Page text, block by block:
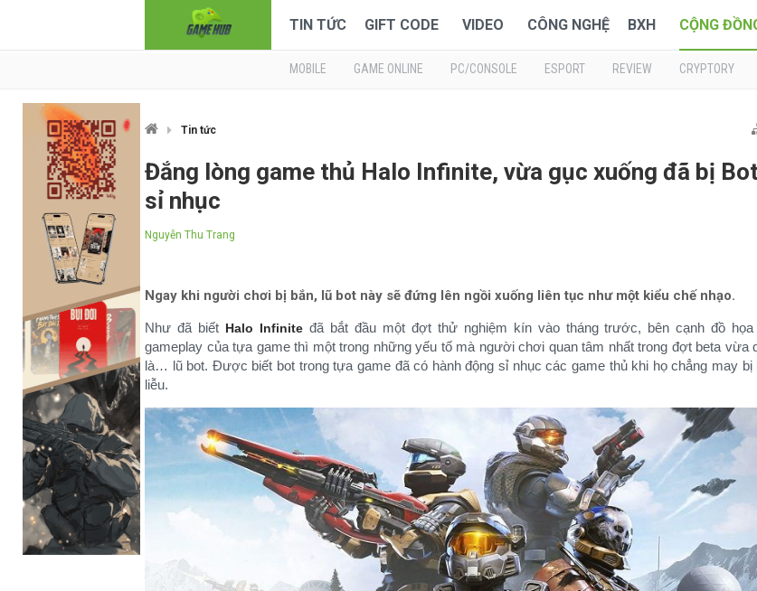
TIN TỨC GIFT CODE VIDEO CÔNG NGHỆ BXH CỘNG
MOBILE GAME ONLINE PC/CONSOLE ESPORT REVIEW CRYPTORY
Tin tức
Đắng lòng game thủ Halo Infinite, vừa gục xuống đã bị
sỉ nhục
Nguyễn Thu Trang
Ngay khi người chơi bị bắn, lũ bot này sẽ đứng lên ngồi xuống liên tục như một kiểu chế nhạo.
Như đã biết Halo Infiniteđã bắt đầu một đợt thử nghiệm kín vào tháng trước, bên cạnh đồ họa
gameplay của tựa game thì một trong những yếu tố mà người chơi quan tâm nhất trong đợt beta vừa
là… lũ bot. Được biết bot trong tựa game đã có hành động sỉ nhục các game thủ khi họ chẳng may bị
liễu.​